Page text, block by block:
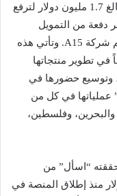
تمويل الدفعة الاخيرة من التمويل الاولي البالغ 1.7 مليون دولار لترفع
لتكون اخر دفعة من التمويل
الاولي من مجموعة من المستثمرين، أبرزهم شركة A15. وتأتي هذه
تطوير منتجاتها
وتوسيع حضورها في
في كل من
وفلسطين،
“اسأل” من
إلى 3 مليون دولار منذ إطلاق المنصة في